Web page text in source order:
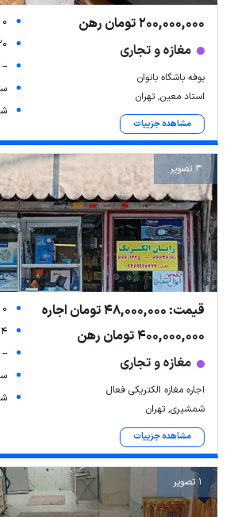
200,000,000 تومان رهن
مغازه و تجاری
بوفه باشگاه بانوان
استاد معین, تهران
مشاهده جزییات
0 خواب
20 متر
3 تصویر
قیمت: 48,000,000 تومان اجاره
400,000,000 تومان رهن
مغازه و تجاری
اجاره مغازه الکتریکی فعال
شمشیری, تهران
مشاهده جزییات
0 خواب
14 متر
1 تصویر